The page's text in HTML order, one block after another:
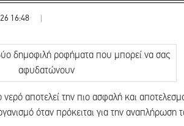
16:48 |
νερό αποτελεί την πιο ασφαλή και
όταν πρόκειται για την